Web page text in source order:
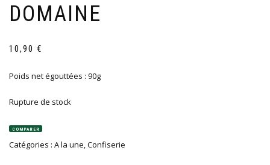
DOMAINE
10,90 €
Poids net égouttées : 90g
Rupture de stock
COMPARER
Catégories : A la une,Confiserie